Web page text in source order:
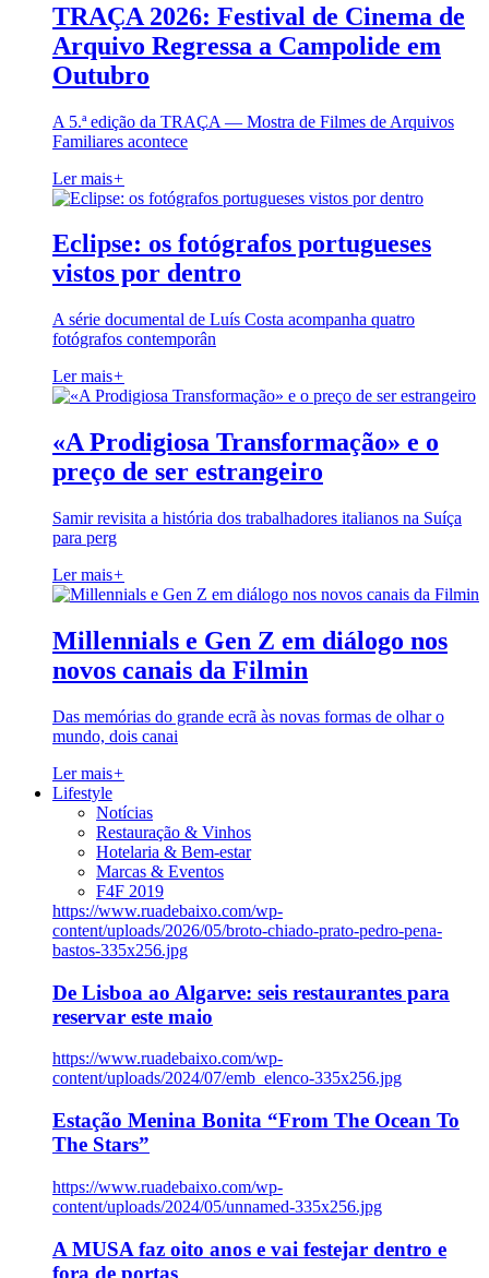
TRAÇA 2026: Festival de Cinema de
Arquivo Regressa a Campolide em
Outubro
A 5.ª edição da TRAÇA — Mostra de Filmes de Arquivos
Familiares acontece
Ler mais+
Eclipse: os fotógrafos portugueses
vistos por dentro
A série documental de Luís Costa acompanha quatro
fotógrafos contemporân
Ler mais+
«A Prodigiosa Transformação» e o
preço de ser estrangeiro
Samir revisita a história dos trabalhadores italianos na Suíça
para perg
Ler mais+
Millennials e Gen Z em diálogo nos
novos canais da Filmin
Das memórias do grande ecrã às novas formas de olhar o
mundo, dois canai
Ler mais+
Lifestyle
Notícias
Restauração & Vinhos
Hotelaria & Bem-estar
Marcas & Eventos
F4F 2019
https://www.ruadebaixo.com/wp-
content/uploads/2026/05/broto-chiado-prato-pedro-pena-
bastos-335x256.jpg
De Lisboa ao Algarve: seis restaurantes para
reservar este maio
https://www.ruadebaixo.com/wp-
content/uploads/2024/07/emb_elenco-335x256.jpg
Estação Menina Bonita “From The Ocean To
The Stars”
https://www.ruadebaixo.com/wp-
content/uploads/2024/05/unnamed-335x256.jpg
A MUSA faz oito anos e vai festejar dentro e
fora de portas